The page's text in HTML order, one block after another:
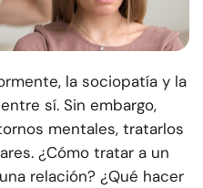
la sociopatía y la
sí. Sin embargo,
mentales, tratarlos
¿Cómo tratar a un
relación? ¿Qué hacer